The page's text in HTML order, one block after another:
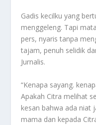
Gadis kecilku yang
menggeleng. Tapi
pers, nyaris tanpa
tajam, penuh selidik
Jurnalis.
“Kenapa sayang.
Apakah Citra melihat
kesan bahwa ada niat
mama dan kepada